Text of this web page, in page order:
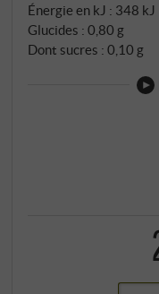
Énergie en kJ : 348 kJ
Glucides : 0,80 g
Dont sucres : 0,10 g